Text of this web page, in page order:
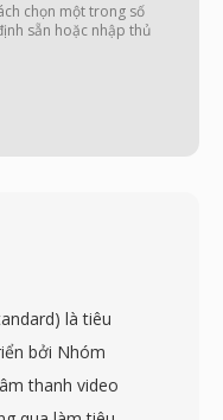
chọn một trong số
sẵn hoặc nhập thủ
là tiêu
bởi Nhóm
thanh video